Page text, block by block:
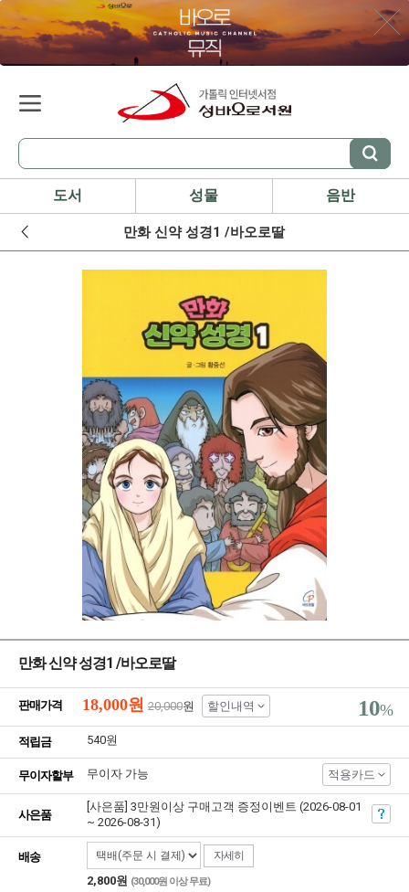
도서 성물 음반
만화 신약 성경1 /바오로딸
만화 신약 성경1 /바오로딸
판매가격 18,000원 20,000원 할인내역 10%
적립금 540원
무이자할부 무이자 가능 적용카드
사은품
[사은품] 3만원이상 구매고객 증정이벤트 (2026-08-01
~ 2026-08-31)
배송 자세히
2,800원 (30,000원 이상 무료)